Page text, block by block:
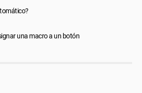
una macro a un botón